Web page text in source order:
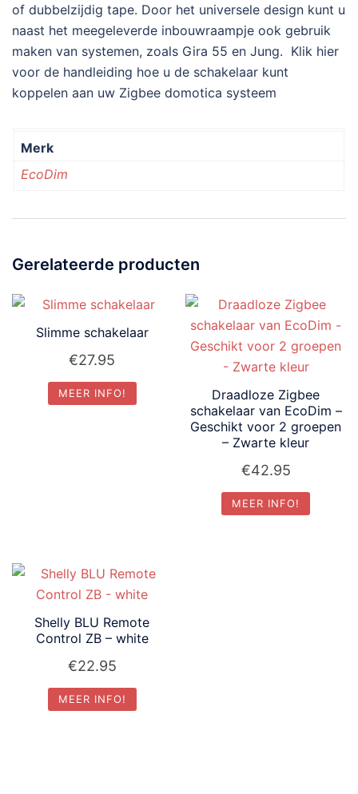
of dubbelzijdig tape. Door het universele design kunt u
naast het meegeleverde inbouwraampje ook gebruik
maken van systemen, zoals Gira 55 en Jung. Klik hier
voor de handleiding hoe u de schakelaar kunt
koppelen aan uw Zigbee domotica systeem
Merk
EcoDim
Gerelateerde producten
Slimme schakelaar
€27.95
MEER INFO!
Draadloze Zigbee
schakelaar van EcoDim –
Geschikt voor 2 groepen
– Zwarte kleur
€42.95
MEER INFO!
Shelly BLU Remote
Control ZB – white
€22.95
MEER INFO!